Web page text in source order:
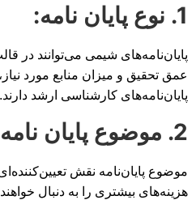
1. نوع پایان نامه:
پایان‌نامه‌های شیمی می‌توانند در
عمق تحقیق و میزان منابع مورد
پایان‌نامه‌های کارشناسی ارشد دارند.
2. موضوع پایان نامه:
موضوع پایان‌نامه نقش
هزینه‌های بیشتری را به دنبال